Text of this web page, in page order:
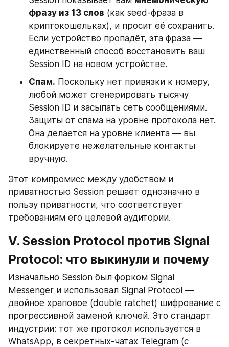
фразу из 13 слов (как seed-фраза в
криптокошельках), и просит её сохранить.
Если устройство пропадёт, эта фраза —
единственный способ восстановить ваш
Session ID на новом устройстве.
Спам. Поскольку нет привязки к номеру,
любой может сгенерировать тысячу
Session ID и засыпать сеть сообщениями.
Защиты от спама на уровне протокола нет.
Она делается на уровне клиента — вы
блокируете нежелательные контакты
вручную.
Этот компромисс между удобством и
приватностью Session решает однозначно в
пользу приватности, что соответствует
требованиям его целевой аудитории.
V. Session Protocol против Signal
Protocol: что выкинули и почему
Изначально Session был форком Signal
Messenger и использовал Signal Protocol —
двойное храповое (double ratchet) шифрование с
прогрессивной заменой ключей. Это стандарт
индустрии: тот же протокол используется в
WhatsApp, в секретных-чатах Telegram (с